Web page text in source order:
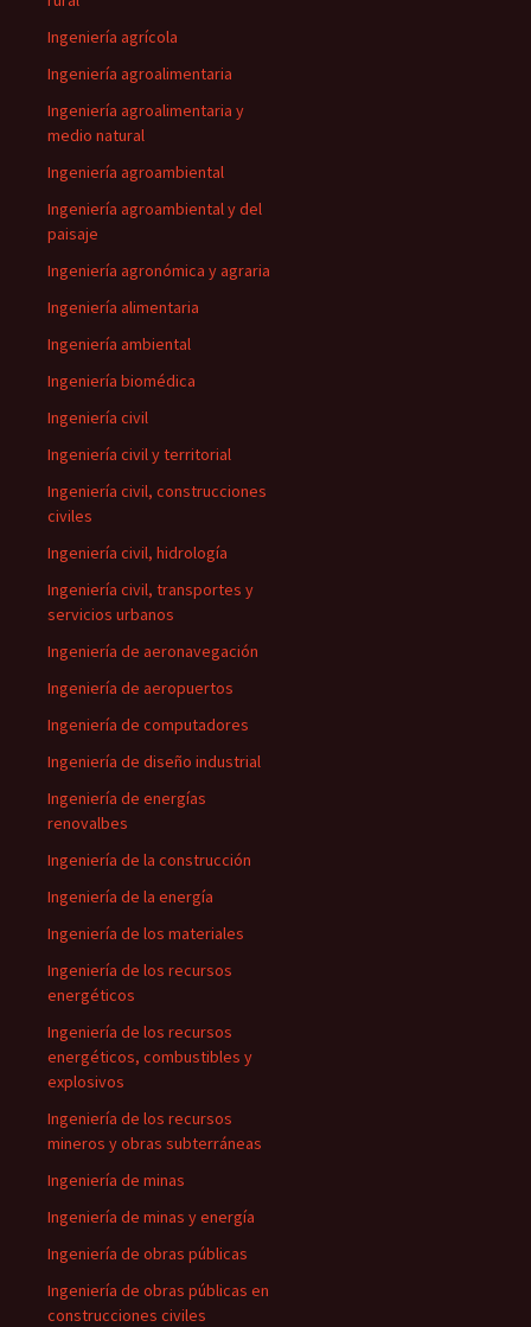
Ingeniería agrícola
Ingeniería agroalimentaria
Ingeniería agroalimentaria y
medio natural
Ingeniería agroambiental
Ingeniería agroambiental y del
paisaje
Ingeniería agronómica y agraria
Ingeniería alimentaria
Ingeniería ambiental
Ingeniería biomédica
Ingeniería civil
Ingeniería civil y territorial
Ingeniería civil, construcciones
civiles
Ingeniería civil, hidrología
Ingeniería civil, transportes y
servicios urbanos
Ingeniería de aeronavegación
Ingeniería de aeropuertos
Ingeniería de computadores
Ingeniería de diseño industrial
Ingeniería de energías
renovalbes
Ingeniería de la construcción
Ingeniería de la energía
Ingeniería de los materiales
Ingeniería de los recursos
energéticos
Ingeniería de los recursos
energéticos, combustibles y
explosivos
Ingeniería de los recursos
mineros y obras subterráneas
Ingeniería de minas
Ingeniería de minas y energía
Ingeniería de obras públicas
Ingeniería de obras públicas en
construcciones civiles